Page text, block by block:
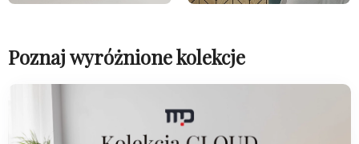
Poznaj wyróżnione kolekcje